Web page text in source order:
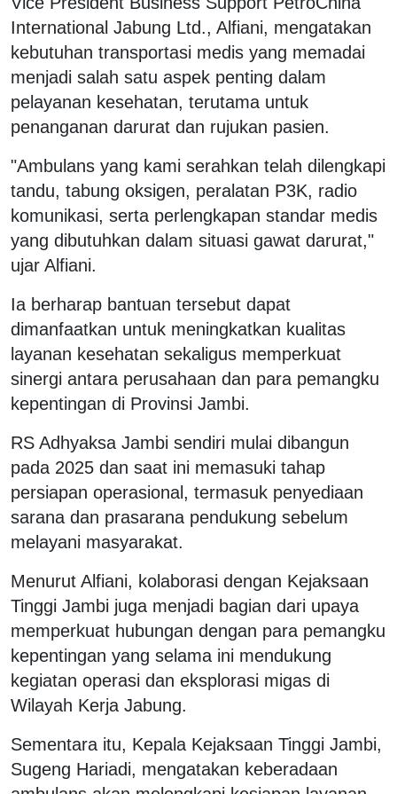
International Jabung Ltd., Alfiani, mengatakan
kebutuhan transportasi medis yang memadai
menjadi salah satu aspek penting dalam
pelayanan kesehatan, terutama untuk
penanganan darurat dan rujukan pasien.
"Ambulans yang kami serahkan telah dilengkapi
tandu, tabung oksigen, peralatan P3K, radio
komunikasi, serta perlengkapan standar medis
yang dibutuhkan dalam situasi gawat darurat,"
ujar Alfiani.
Ia berharap bantuan tersebut dapat
dimanfaatkan untuk meningkatkan kualitas
layanan kesehatan sekaligus memperkuat
sinergi antara perusahaan dan para pemangku
kepentingan di Provinsi Jambi.
RS Adhyaksa Jambi sendiri mulai dibangun
pada 2025 dan saat ini memasuki tahap
persiapan operasional, termasuk penyediaan
sarana dan prasarana pendukung sebelum
melayani masyarakat.
Menurut Alfiani, kolaborasi dengan Kejaksaan
Tinggi Jambi juga menjadi bagian dari upaya
memperkuat hubungan dengan para pemangku
kepentingan yang selama ini mendukung
kegiatan operasi dan eksplorasi migas di
Wilayah Kerja Jabung.
Sementara itu, Kepala Kejaksaan Tinggi Jambi,
Sugeng Hariadi, mengatakan keberadaan